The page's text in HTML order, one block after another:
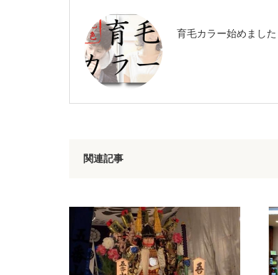
育毛カラー始めました
関連記事